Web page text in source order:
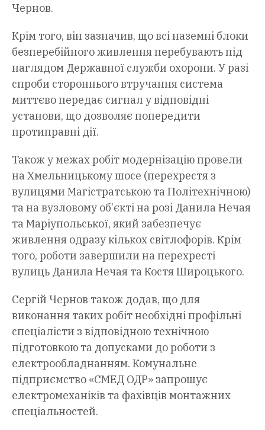
Чернов.
Крім того, він зазначив, що всі наземні блоки
безперебійного живлення перебувають під
наглядом Державної служби охорони. У разі
спроби стороннього втручання система
миттєво передає сигнал у відповідні
установи, що дозволяє попередити
протиправні дії.
Також у межах робіт модернізацію провели
на Хмельницькому шосе (перехрестя з
вулицями Магістратською та Політехнічною)
та на вузловому об’єкті на розі Данила Нечая
та Маріупольської, який забезпечує
живлення одразу кількох світлофорів. Крім
того, роботи завершили на перехресті
вулиць Данила Нечая та Костя Широцького.
Сергій Чернов також додав, що для
виконання таких робіт необхідні профільні
спеціалісти з відповідною технічною
підготовкою та допусками до роботи з
електрообладнанням. Комунальне
підприємство «СМЕД ОДР» запрошує
електромеханіків та фахівців монтажних
спеціальностей.